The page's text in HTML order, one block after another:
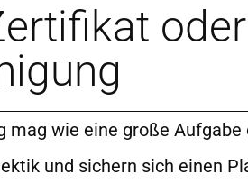
mag wie eine große
und sichern sich einen